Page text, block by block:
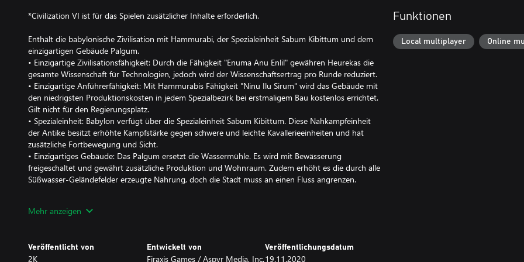
*Civilization VI ist für das Spielen zusätzlicher Inhalte erforderlich.
Enthält die babylonische Zivilisation mit Hammurabi, der Spezialeinheit Sabum Kibittum und dem
einzigartigen Gebäude Palgum.
• Einzigartige Zivilisationsfähigkeit: Durch die Fähigkeit "Enuma Anu Enlil" gewähren Heurekas die
gesamte Wissenschaft für Technologien, jedoch wird der Wissenschaftsertrag pro Runde reduziert.
• Einzigartige Anführerfähigkeit: Mit Hammurabis Fähigkeit "Ninu Ilu Sirum" wird das Gebäude mit
den niedrigsten Produktionskosten in jedem Spezialbezirk bei erstmaligem Bau kostenlos errichtet.
Gilt nicht für den Regierungsplatz.
• Spezialeinheit: Babylon verfügt über die Spezialeinheit Sabum Kibittum. Diese Nahkampfeinheit
der Antike besitzt erhöhte Kampfstärke gegen schwere und leichte Kavallerieeinheiten und hat
zusätzliche Fortbewegung und Sicht.
• Einzigartiges Gebäude: Das Palgum ersetzt die Wassermühle. Es wird mit Bewässerung
freigeschaltet und gewährt zusätzliche Produktion und Wohnraum. Zudem erhöht es die durch alle
Süßwasser-Geländefelder erzeugte Nahrung, doch die Stadt muss an einen Fluss angrenzen.
optionalen Modus mit legendären Personen aus den größten kulturellen Traditionen der Welt als
der Innovation und der militärischen Stärke.
Mehr anzeigen
Veröffentlicht von
2K
Entwickelt von
Firaxis Games / Aspyr Media, Inc.
Veröffentlichungsdatum
19.11.2020
Funktionen
Local multiplayer Online